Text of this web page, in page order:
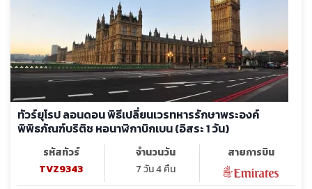
ทัวร์ยุโรป ลอนดอน พิธีเปลี่ยนเวรทหารรักษาพระองค์
พิพิธภัณฑ์บริติช หอนาฬิกาบิกเบน (อิสระ 1 วัน)
รหัสทัวร์
TVZ9343
จำนวนวัน
7 วัน 4 คืน
สายการบิน